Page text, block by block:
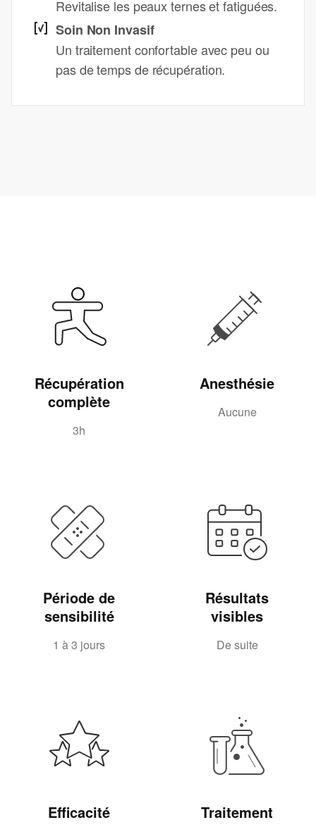
Revitalise les peaux ternes et fatiguées.
Soin Non Invasif
Un traitement confortable avec peu ou
pas de temps de récupération.
Récupération
complète
3h
Anesthésie
Aucune
Période de
sensibilité
1 à 3 jours
Résultats
visibles
De suite
Efficacité Traitement